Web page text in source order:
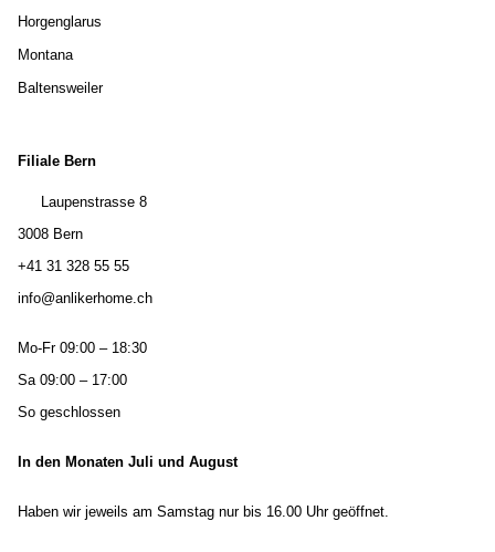
Horgenglarus
Montana
Baltensweiler
Filiale Bern
Laupenstrasse 8
3008 Bern
+41 31 328 55 55
info@anlikerhome.ch
Mo-Fr 09:00 – 18:30
Sa 09:00 – 17:00
So geschlossen
In den Monaten Juli und August
Haben wir jeweils am Samstag nur bis 16.00 Uhr geöffnet.